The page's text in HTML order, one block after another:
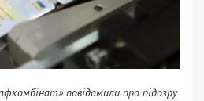
повідомили про підозру